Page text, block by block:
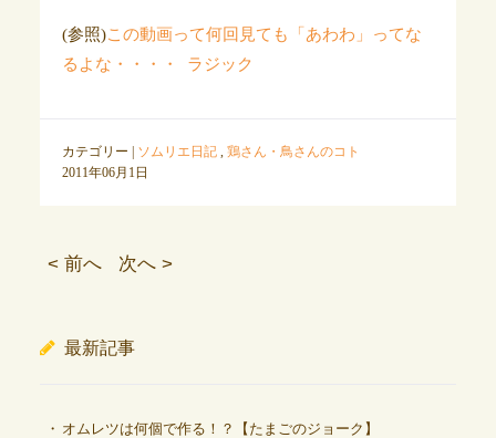
(参照)この動画って何回見ても「あわわ」ってな
るよな・・・・ ラジック
カテゴリー | ソムリエ日記, 鶏さん・鳥さんのコト
2011年06月1日
< 前へ 次へ >
最新記事
オムレツは何個で作る！？【たまごのジョーク】